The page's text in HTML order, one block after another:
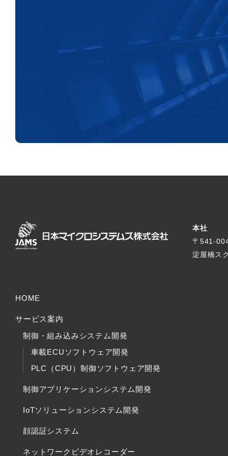
本社
〒541-
淀屋橋ス
HOME
サービス案内
制御・組み込みシステム開発
車載ECUソフトウェア開発
PLC（CPU）制御ソフトウェア開発
制御アプリケーションシステム開発
IoTソリューションシステム開発
顔認証システム
ネットワークビデオレコーダー